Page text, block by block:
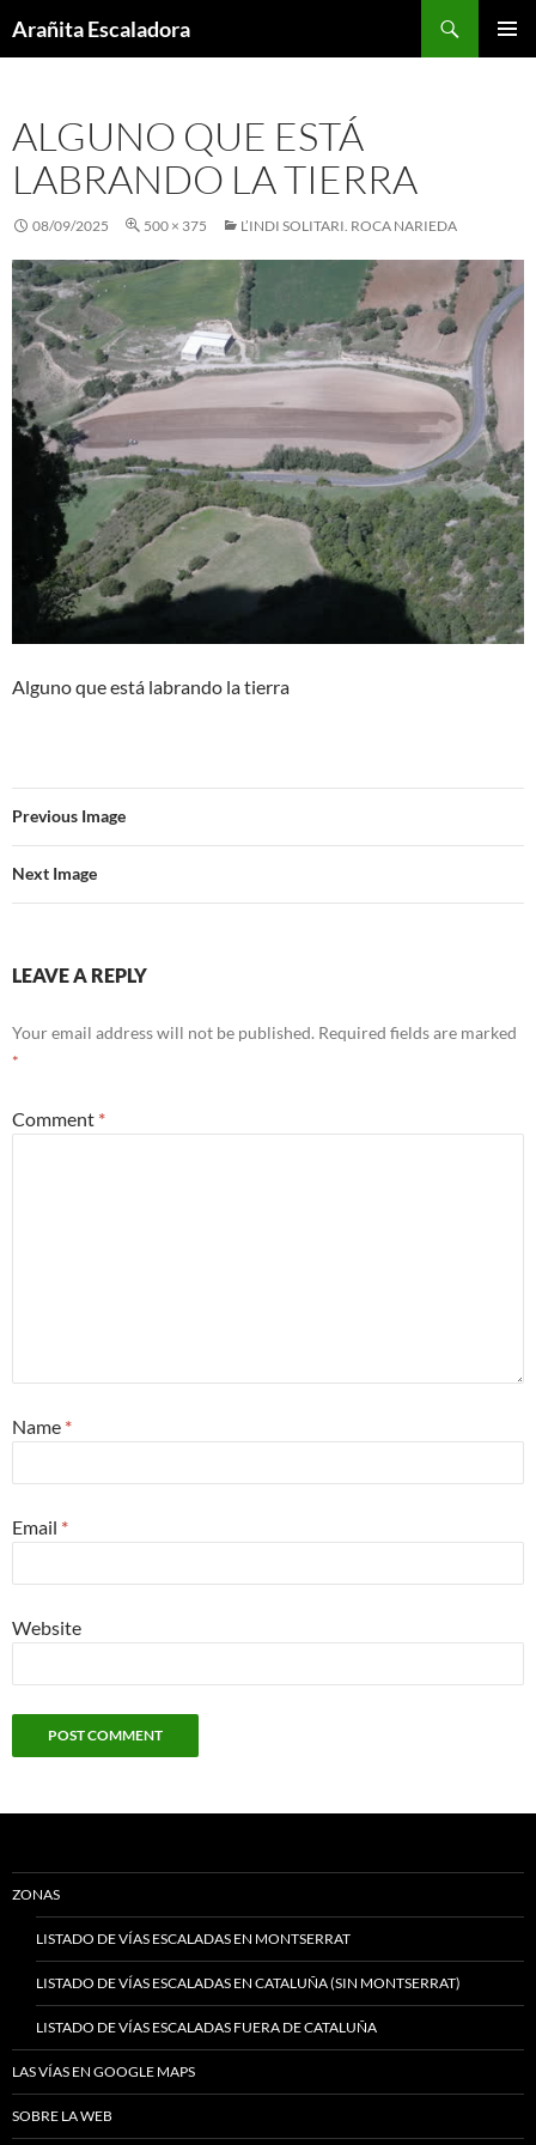
toArañita Escaladora
ALGUNO QUE ESTÁ
LABRANDO LA TIERRA
08/09/2025 500 × 375 L’INDI SOLITARI. ROCA NARIEDA
Alguno que está labrando la tierra
Previous Image
Next Image
LEAVE A REPLY
Your email address will not be published. Required fields are marked
*
Comment *
Name *
Email *
Website
ZONAS
LISTADO DE VÍAS ESCALADAS EN MONTSERRAT
LISTADO DE VÍAS ESCALADAS EN CATALUÑA (SIN MONTSERRAT)
LISTADO DE VÍAS ESCALADAS FUERA DE CATALUÑA
LAS VÍAS EN GOOGLE MAPS
SOBRE LA WEB